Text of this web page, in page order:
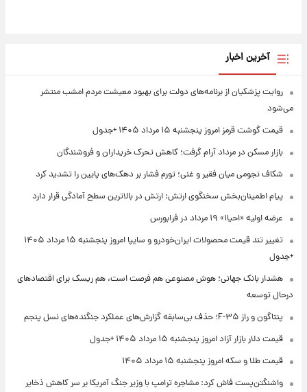
آخرین اخبار
روایت پزشکیان از برنامه‌های دولت برای بهبود معیشت مردم امشب منتشر
می‌شود
قیمت گوشت قرمز امروز پنجشنبه ۱۵ مرداد ۱۴۰۵ +جدول
بازار مسکن در مرداد آرام گرفت؛ کاهش تحرک خریداران و فروشندگان
شکاف نجومی میان فقیر و غنی؛ تورم فشار بر دهک‌های پایین را تشدید کرد
پیام اطمینان‌بخش سخنگوی ارتش: ارتش در بالاترین سطح آمادگی قرار دارد
عرضه اولیه «احیا۱» ۱۹ مرداد در فرابورس
تغییر تند قیمت محصولات ایران‌خودرو و سایپا امروز پنجشنبه ۱۵ مرداد ۱۴۰۵
+جدول
هشدار بانک جهانی؛ هوش مصنوعی هم فرصت است، هم ریسک برای اقتصادهای
درحال توسعه
پنتاگون و راز F-۳۵؛ حذف بی‌سابقه گزارش‌های عملکرد جنگنده‌های نسل پنجم
قیمت دلار بازار آزاد امروز پنجشنبه ۱۵ مرداد ۱۴۰۵ +جدول
قیمت طلا و سکه امروز پنجشنبه ۱۵ مرداد ۱۴۰۵
واشنگتن‌پست فاش کرد: مشاجره ترامپ با وزیر جنگ آمریکا بر سر کاهش ذخایر